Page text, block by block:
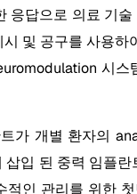
응답으로 의료 기
시 및 공구를 사용
시
가 개별 환자의
입 된 중력 임플
적인 관리를 위한